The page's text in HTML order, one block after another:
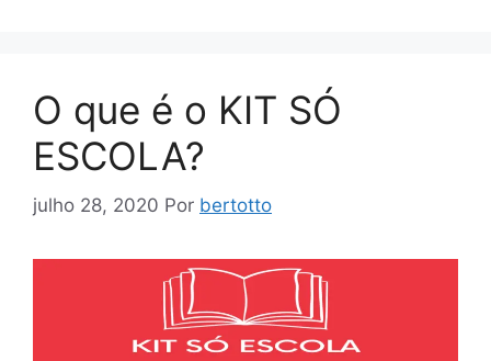
O que é o KIT SÓ
ESCOLA?
julho 28, 2020 Por bertotto